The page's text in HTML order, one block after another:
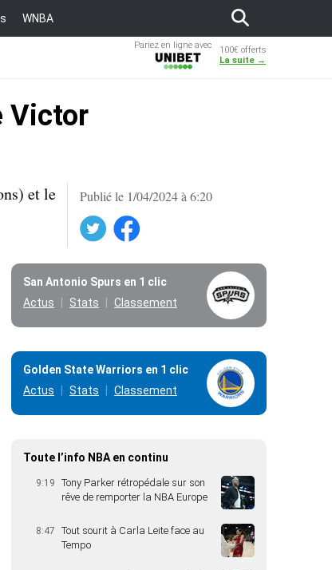
WNBA
Pariez en ligne avec
100€ offerts
La suite →
Victor
Publié le 1/04/2024 à 6:20
Facebook
et le
San Antonio Spurs en 1 clic
Actus
Stats Classement
Golden State Warriors en 1 clic
Actus
Stats Classement
Toute l’info NBA en continu
9:19
Tony Parker rétropédale sur son
rêve de remporter la NBA Europe
8:47
Tout sourit à Carla Leite face au
Tempo